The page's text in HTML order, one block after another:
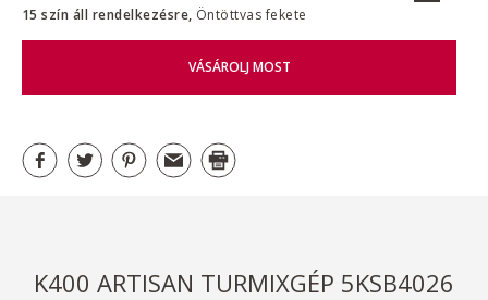
15 szín áll rendelkezésre, Öntöttvas fekete
VÁSÁROLJ MOST
K400 ARTISAN TURMIXGÉP 5KSB4026